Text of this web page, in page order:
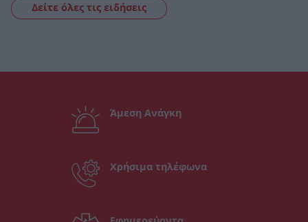
Δείτε όλες τις ειδήσεις
Άμεση Ανάγκη
Χρήσιμα τηλέφωνα